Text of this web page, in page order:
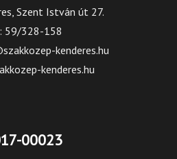
Szent István út 27.
59/328-158
kenderes.hu
kenderes.hu
00023